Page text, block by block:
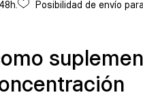
Posibilidad de envío